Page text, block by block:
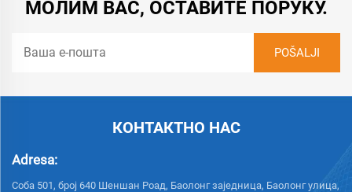
МОЛИМ ВАС, ОСТАВИТЕ ПОРУКУ.
КОНТАКТНО НАС
Adresa:
Соба 501, број 640 Шеншан Роад, Баолонг заједница, Баолонг улица,